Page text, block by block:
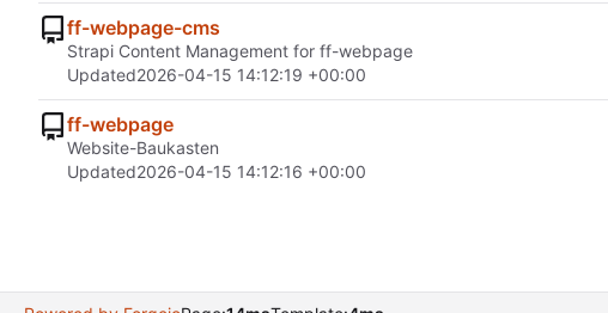
ff-webpage-cms
Strapi Content Management for ff-webpage
Updated2026-04-15 14:12:19 +00:00
ff-webpage
Website-Baukasten
Updated2026-04-15 14:12:16 +00:00